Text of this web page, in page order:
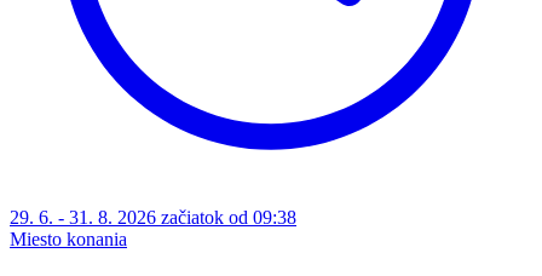
29. 6. - 31. 8. 2026 začiatok od 09:38
Miesto konania